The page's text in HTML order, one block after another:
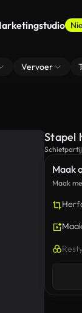
Vervoer
Maak
Maak
Stapel